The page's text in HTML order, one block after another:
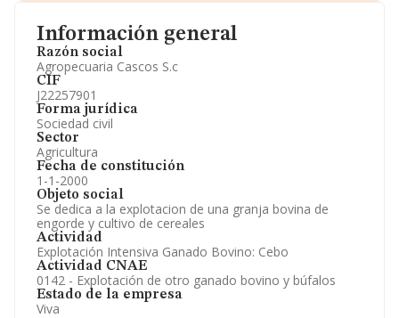
Información general
Razón social
Agropecuaria Cascos S.c
CIF
J22257901
Forma jurídica
Sociedad civil
Sector
Agricultura
Fecha de constitución
1-1-2000
Objeto social
Se dedica a la explotacion de una granja bovina de
engorde y cultivo de cereales
Actividad
Explotación Intensiva Ganado Bovino: Cebo
Actividad CNAE
0142 - Explotación de otro ganado bovino y búfalos
Estado de la empresa
Viva
Información oficial y registral complementaria.